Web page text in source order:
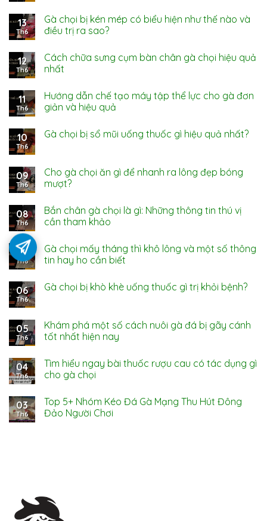
13
Th6
Gà chọi bị kén mép có biểu hiện như thế nào và
điều trị ra sao?
12
Th6
Cách chữa sưng cụm bàn chân gà chọi hiệu quả
nhất
11
Th6
Hướng dẫn chế tạo máy tập thể lực cho gà đơn
giản và hiệu quả
10
Th6
Gà chọi bị sổ mũi uống thuốc gì hiệu quả nhất?
09
Th6
Cho gà chọi ăn gì để nhanh ra lông đẹp bóng
mượt?
08
Th6
Bắn chân gà chọi là gì: Những thông tin thú vị
cần tham khảo
07
Th6
Gà chọi mấy tháng thì khô lông và một số thông
tin hay ho cần biết
06
Th6
Gà chọi bị khò khè uống thuốc gì trị khỏi bệnh?
05
Th6
Khám phá một số cách nuôi gà đá bị gãy cánh
tốt nhất hiện nay
04
Th6
Tìm hiểu ngay bài thuốc rượu cau có tác dụng gì
cho gà chọi
03
Th6
Top 5+ Nhóm Kéo Đá Gà Mạng Thu Hút Đông
Đảo Người Chơi